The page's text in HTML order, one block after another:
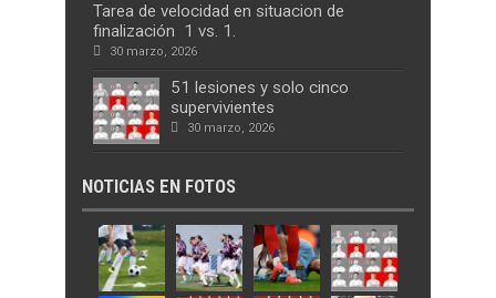
Tarea de velocidad en situacion de
finalización 1 vs. 1.
30 marzo, 2026
51 lesiones y solo cinco
supervivientes
30 marzo, 2026
NOTICIAS EN FOTOS